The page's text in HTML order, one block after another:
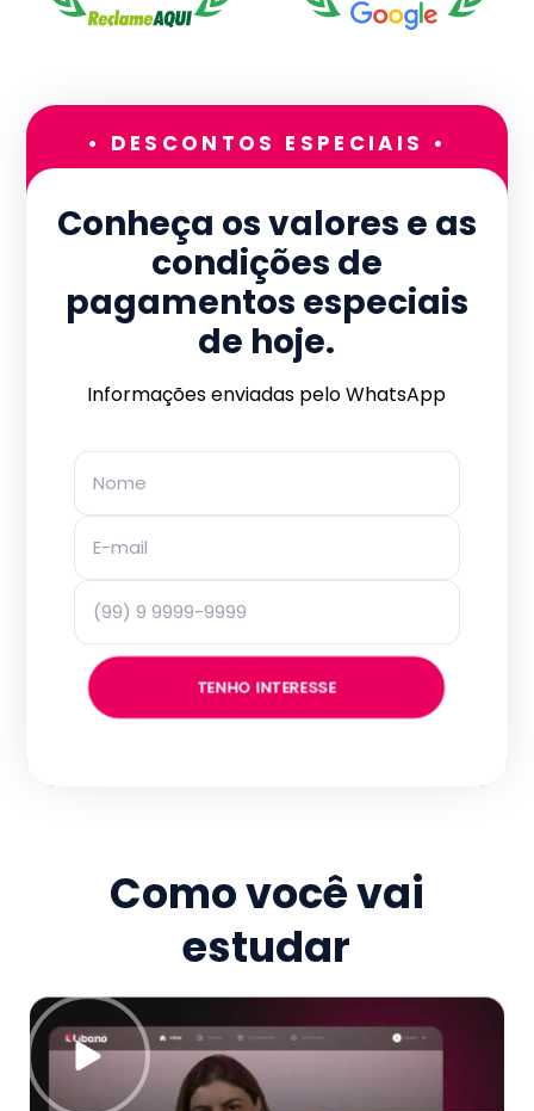
• DESCONTOS ESPECIAIS •
Conheça os valores e as
condições de
pagamentos especiais
de hoje.
Informações enviadas pelo WhatsApp
TENHO INTERESSE
Como você vai
estudar